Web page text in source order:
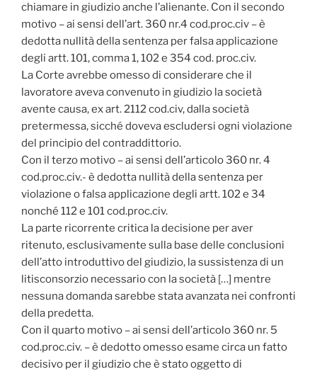
chiamare in giudizio anche l’alienante. Con il secondo
motivo – ai sensi dell’art. 360 nr.4 cod.proc.civ – è
dedotta nullità della sentenza per falsa applicazione
degli artt. 101, comma 1, 102 e 354 cod. proc.civ.
La Corte avrebbe omesso di considerare che il
lavoratore aveva convenuto in giudizio la società
avente causa, ex art. 2112 cod.civ, dalla società
pretermessa, sicché doveva escludersi ogni violazione
del principio del contraddittorio.
Con il terzo motivo – ai sensi dell’articolo 360 nr. 4
cod.proc.civ.- è dedotta nullità della sentenza per
violazione o falsa applicazione degli artt. 102 e 34
nonché 112 e 101 cod.proc.civ.
La parte ricorrente critica la decisione per aver
ritenuto, esclusivamente sulla base delle conclusioni
dell’atto introduttivo del giudizio, la sussistenza di un
litisconsorzio necessario con la società […] mentre
nessuna domanda sarebbe stata avanzata nei confronti
della predetta.
Con il quarto motivo – ai sensi dell’articolo 360 nr. 5
cod.proc.civ. – è dedotto omesso esame circa un fatto
decisivo per il giudizio che è stato oggetto di